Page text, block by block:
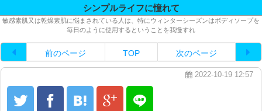
シンプルライフに憧れて
敏感素肌又は乾燥素肌に悩まされている人は、特にウィンターシーズンはボディソープを
毎日のように使用するということを我慢すれ
前のページ TOP 次のページ
2022-10-19 12:57